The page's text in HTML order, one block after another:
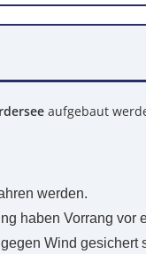
aufgebaut
werden.
haben Vorrang vor
Wind gesichert